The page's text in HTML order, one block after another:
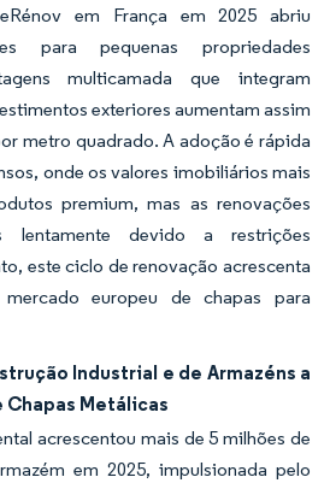
em França em 2025 abriu
para pequenas propriedades
multicamada que integram
exteriores aumentam assim
metro quadrado. A adoção é rápida
onde os valores imobiliários mais
premium, mas as renovações
lentamente devido a restrições
este ciclo de renovação acrescenta
europeu de chapas para
Industrial e de Armazéns a
Chapas Metálicas
acrescentou mais de 5 milhões de
em 2025, impulsionada pelo